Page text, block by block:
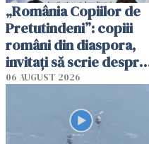
„România Copiilor de
Pretutindeni”: copiii
români din diaspora,
invitați să scrie despre
România într-un volum
06 AUGUST 2026